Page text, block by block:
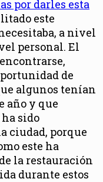
por darles esta
este
a nivel
personal. El
de
algunos tenían
año y que
sido
ciudad, porque
este ha
la restauración
durante estos